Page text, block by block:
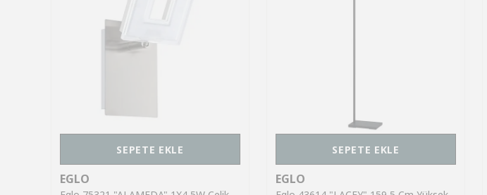
SEPETE EKLE
EGLO
SEPETE EKLE
EGLO